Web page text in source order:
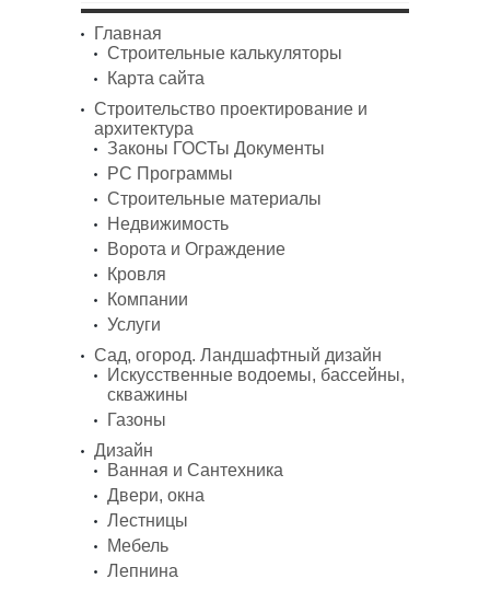
Главная
Строительные калькуляторы
Карта сайта
Строительство проектирование и
архитектура
Законы ГОСТы Документы
PC Программы
Строительные материалы
Недвижимость
Ворота и Ограждение
Кровля
Компании
Услуги
Сад, огород. Ландшафтный дизайн
Искусственные водоемы, бассейны,
скважины
Газоны
Дизайн
Ванная и Сантехника
Двери, окна
Лестницы
Мебель
Лепнина